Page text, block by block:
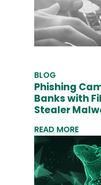
BLOG
Phishing
Banks with
Stealer
READ MORE